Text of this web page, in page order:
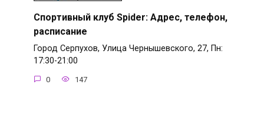
Спортивный клуб Spider: Адрес, телефон,
расписание
Город Серпухов, Улица Чернышевского, 27, Пн:
17:30-21:00
0 147